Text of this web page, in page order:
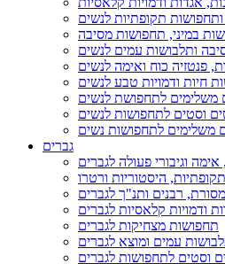
תקופתיות לנשים
במיני, תחפושות מסיבה
ותלבושות עמים לנשים
פנטזיה כוח ואימה לנשים
חיות ודמויות טבע לנשים
משלימים לתחפושת לנשים
וסטים לתחפושות לנשים
משלימים לתחפושות נשים
גברים
וגיבורי פעולה לגברים
תקופתיות, היסטוריות ורטרו
רבנים ותנ"ך לגברים
ודמויות קלאסיות לגברים
תחפושות מצחיקות לגברים
עמים ומוצא לגברים
וסטים לתחפושות לגברים